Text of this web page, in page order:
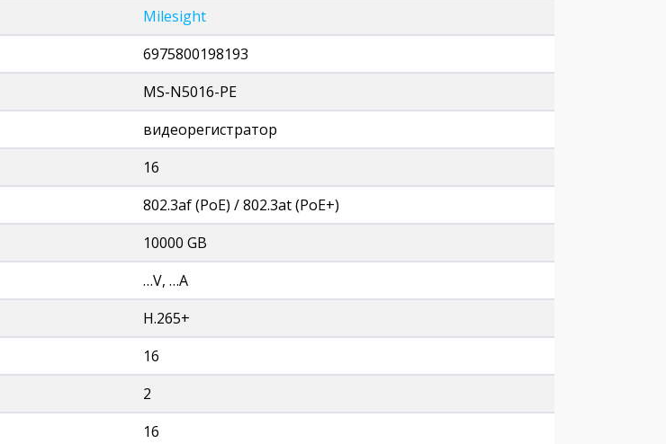
Milesight
6975800198193
MS-N5016-PE
видеорегистратор
16
802.3af (PoE) / 802.3at (PoE+)
10000 GB
…V, …A
H.265+
16
2
16